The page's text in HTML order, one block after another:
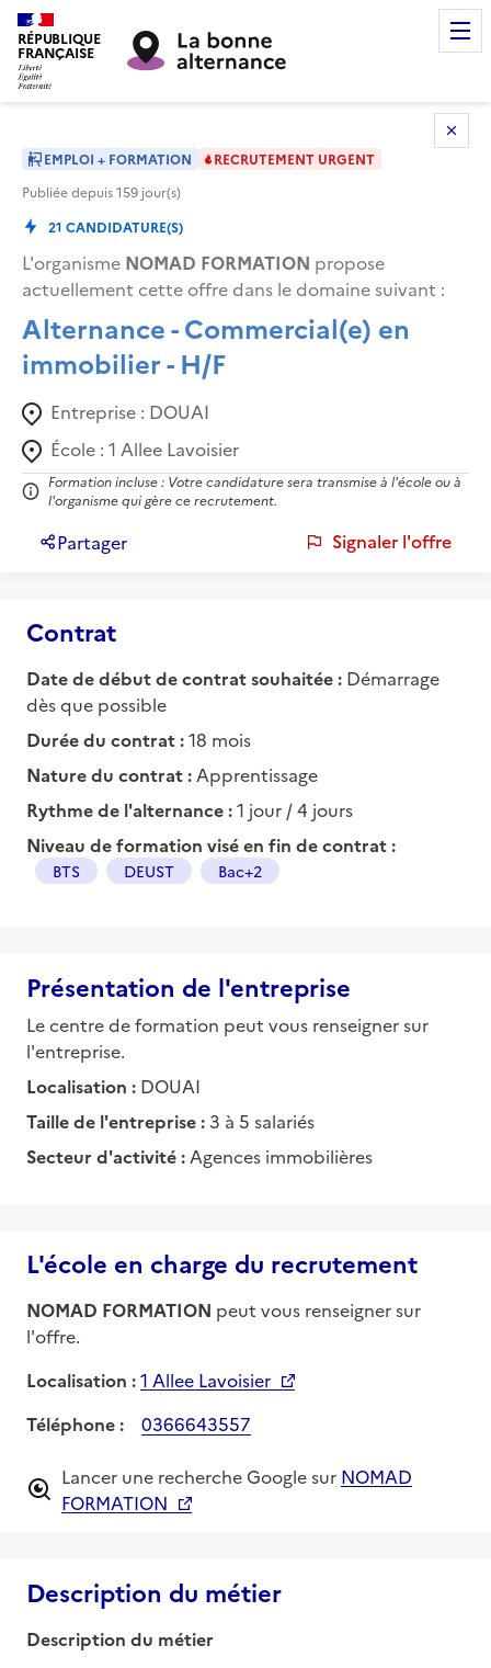
RÉPUBLIQUE
FRANÇAISE
EMPLOI + FORMATION
RECRUTEMENT URGENT
Publiée depuis159 jour(s)
21 CANDIDATURE(S)
L'organisme NOMAD FORMATION propose
actuellement cette offre dans le domaine suivant :
Alternance - Commercial(e) en
immobilier - H/F
Entreprise : DOUAI
École : 1 Allee Lavoisier
Formation incluse : Votre candidature sera transmise à l'école ou à
l'organisme qui gère ce recrutement.
Partager Signaler l'offre
Contrat
Date de début de contrat souhaitée : Démarrage
dès que possible
Durée du contrat :18 mois
Nature du contrat : Apprentissage
Rythme de l'alternance :1 jour / 4 jours
Niveau de formation visé en fin de contrat :
BTS DEUST Bac+2
Présentation de l'entreprise
Le centre de formation peut vous renseigner sur
l'entreprise.
Localisation : DOUAI
Taille de l'entreprise : 3 à 5 salariés
Secteur d'activité : Agences immobilières
L'école en charge du recrutement
NOMAD FORMATION peut vous renseigner sur
l'offre.
Localisation :1 Allee Lavoisier
Téléphone :
0366643557
Lancer une recherche Google sur NOMAD
FORMATION
Description du métier
Description du métier